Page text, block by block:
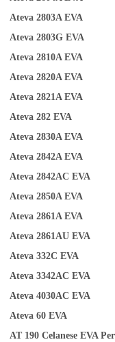
Ateva 2803A EVA
Ateva 2803G EVA
Ateva 2810A EVA
Ateva 2820A EVA
Ateva 2821A EVA
Ateva 282 EVA
Ateva 2830A EVA
Ateva 2842A EVA
Ateva 2842AC EVA
Ateva 2850A EVA
Ateva 2861A EVA
Ateva 2861AU EVA
Ateva 332C EVA
Ateva 3342AC EVA
Ateva 4030AC EVA
Ateva 60 EVA
AT 190 Celanese EVA